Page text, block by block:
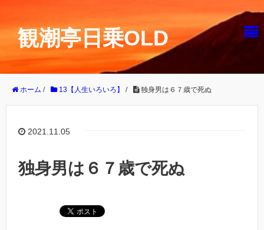
観潮亭日乗OLD
ホーム / 13【人生いろいろ】 / 独身男は６７歳で死ぬ
2021.11.05
独身男は６７歳で死ぬ